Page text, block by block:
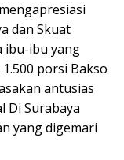
dan Skuat
ibu-ibu yang
porsi Bakso
antusias
Di Surabaya
yang digemari